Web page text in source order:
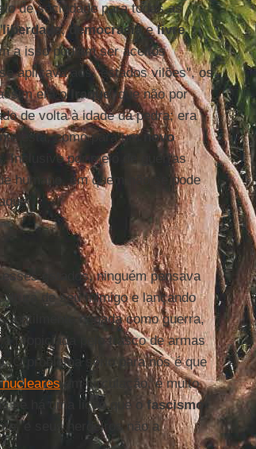
de sociedade para todas as
liberdade,democraciaelivre
a isso podiam ser aceitos
aplicava aos "estados vilões", os
era o Iraque, que não por
de volta à idade da pedra; era
esta, como para um novo
. Inclusive por meio de guerras
humano, em quem não se pode
estados, ninguém pensava
de seu Inimigo e lançando
inutilmente negada como guerra,
propiciada pelo frasco de armas
. O problema sério para nós é que
em circulação, é muito
se há uma lição que ofascismo
e seus herdeiros não a